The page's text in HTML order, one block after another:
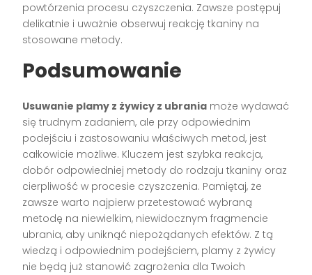
powtórzenia procesu czyszczenia. Zawsze postępuj
delikatnie i uważnie obserwuj reakcję tkaniny na
stosowane metody.
Podsumowanie
Usuwanie plamy z żywicy z ubrania może wydawać
się trudnym zadaniem, ale przy odpowiednim
podejściu i zastosowaniu właściwych metod, jest
całkowicie możliwe. Kluczem jest szybka reakcja,
dobór odpowiedniej metody do rodzaju tkaniny oraz
cierpliwość w procesie czyszczenia. Pamiętaj, że
zawsze warto najpierw przetestować wybraną
metodę na niewielkim, niewidocznym fragmencie
ubrania, aby uniknąć niepożądanych efektów. Z tą
wiedzą i odpowiednim podejściem, plamy z żywicy
nie będą już stanowić zagrożenia dla Twoich